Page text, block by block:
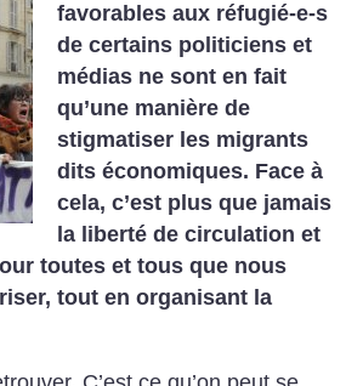
favorables aux réfugié-e-s
de certains politiciens et
médias ne sont en fait
qu’une manière de
stigmatiser les migrants
dits économiques. Face à
cela, c’est plus que jamais
la liberté de circulation et
toutes et tous que nous
tout en organisant la